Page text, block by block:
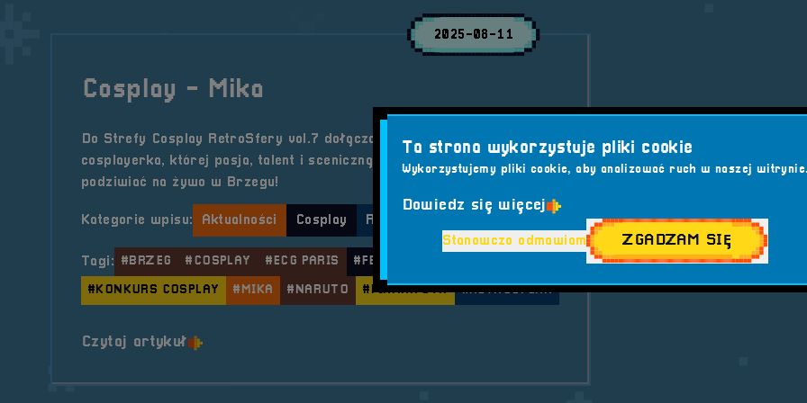
2025-08-11
Cosplay - Mika
Do Strefy Cosplay RetroSfery vol.7 dołącza Mika – uznana
cosplayerka, której pasja, talent i sceniczną energię będzie można
podziwiać na żywo w Brzegu!
Kategorie wpisu: Aktualności Cosplay RetroSfera vol. 7
Tagi: #BRZEG #COSPLAY #ECG PARIS #FESTIWAL
#KONKURS COSPLAY #MIKA #NARUTO #PIANKA EVA #RETROSFERA
Czytaj artykuło tytule Cosplay &#8211; Mika
Ta strona wykorzystuje pliki cookie
Wykorzystujemy pliki cookie, aby analizować ruch w naszej
Dowiedz się więcej
Stanowczo odmawiam ZGADZAM SIĘ